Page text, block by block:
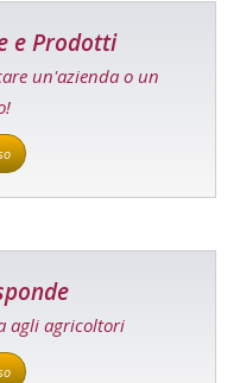
e Prodotti
un'azienda o un
agli agricoltori